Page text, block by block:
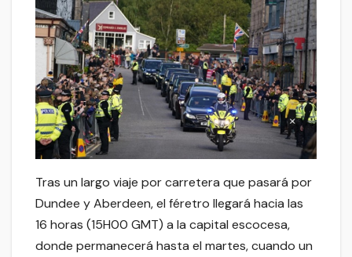
Tras un largo viaje por carretera que pasará por
Dundee y Aberdeen, el féretro llegará hacia las
16 horas (15H00 GMT) a la capital escocesa,
donde permanecerá hasta el martes, cuando un